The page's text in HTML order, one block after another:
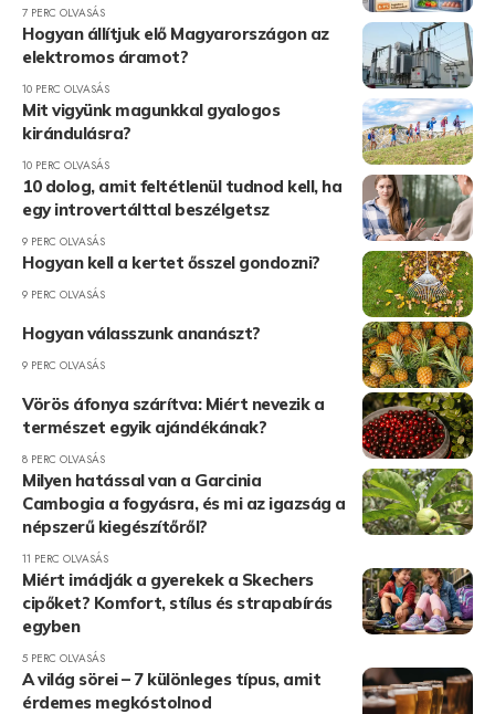
7 PERC OLVASÁS
Hogyan állítjuk elő Magyarországon az
elektromos áramot?
10 PERC OLVASÁS
Mit vigyünk magunkkal gyalogos
kirándulásra?
10 PERC OLVASÁS
10 dolog, amit feltétlenül tudnod kell, ha
egy introvertálttal beszélgetsz
9 PERC OLVASÁS
Hogyan kell a kertet ősszel gondozni?
9 PERC OLVASÁS
Hogyan válasszunk ananászt?
9 PERC OLVASÁS
Vörös áfonya szárítva: Miért nevezik a
természet egyik ajándékának?
8 PERC OLVASÁS
Milyen hatással van a Garcinia
Cambogia a fogyásra, és mi az igazság a
népszerű kiegészítőről?
11 PERC OLVASÁS
Miért imádják a gyerekek a Skechers
cipőket? Komfort, stílus és strapabírás
egyben
5 PERC OLVASÁS
A világ sörei – 7 különleges típus, amit
érdemes megkóstolnod